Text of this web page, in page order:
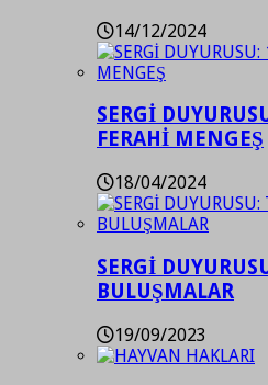
14/12/2024
SERGİ
FERAHİ MENGEŞ
18/04/2024
SERGİ
BULUŞMALAR
19/09/2023